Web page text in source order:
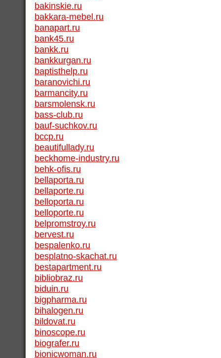
bakinskie.ru
bakkara-mebel.ru
banapart.ru
bank45.ru
bankk.ru
bankkurgan.ru
baptisthelp.ru
baranovichi.ru
barmancity.ru
barsmolensk.ru
bass-club.ru
bauf-suchkov.ru
bccp.ru
beautifullady.ru
beckhome-industry.ru
behk-ofis.ru
bellaporta.ru
bellaporte.ru
belloporta.ru
belloporte.ru
belpromstroy.ru
bervest.ru
bespalenko.ru
besplatno-skachat.ru
bestapartment.ru
bibliobraz.ru
biduin.ru
bigpharma.ru
bihalogen.ru
bildovat.ru
binoscope.ru
biografer.ru
bionicwoman.ru